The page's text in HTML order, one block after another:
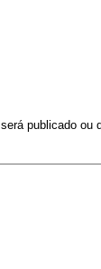
será publicado ou